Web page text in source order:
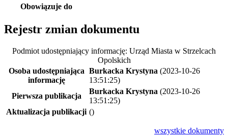
Obowiązuje do
Rejestr zmian dokumentu
Podmiot udostępniający informację: Urząd Miasta w Strzelcach
Opolskich
Osoba udostępniająca
informację
Burkacka Krystyna (2023-10-26
13:51:25)
Pierwsza publikacja
Burkacka Krystyna (2023-10-26
13:51:25)
Aktualizacja publikacji ()
wszystkie dokumenty